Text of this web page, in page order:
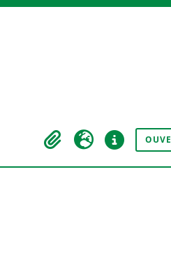
Presse-papier
LangueLiens rapides